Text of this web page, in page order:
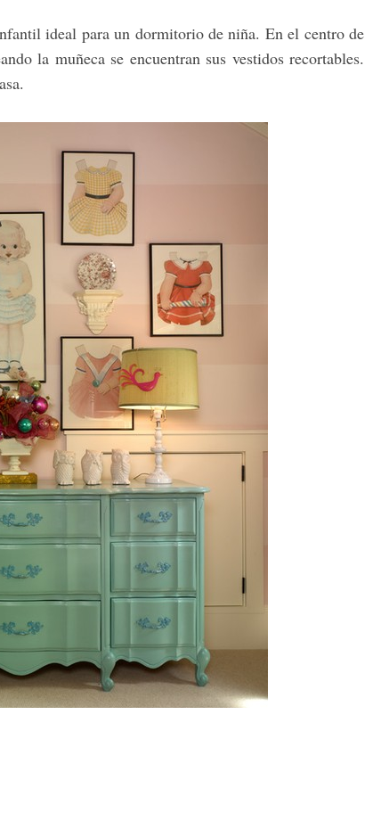
ideal para un dormitorio de niña. En el centro de
la muñeca se encuentran sus vestidos recortables.